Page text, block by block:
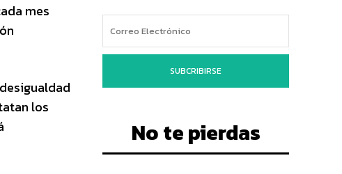
mes
los
SUBCRIBIRSE
No te pierdas